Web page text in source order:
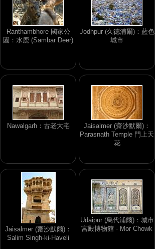
Ranthambhore 國家公
園：水鹿 (Sambar Deer)
Jodhpur (久德浦爾)：藍色
城市
Nawalgarh：古老大宅
Jaisalmer (齋沙默爾)：
Parasnath Temple 門上天
花
Jaisalmer (齋沙默爾)：
Salim Singh-ki-Haveli
Udaipur (烏代浦爾)：城市
宮殿博物館 - Mor Chowk